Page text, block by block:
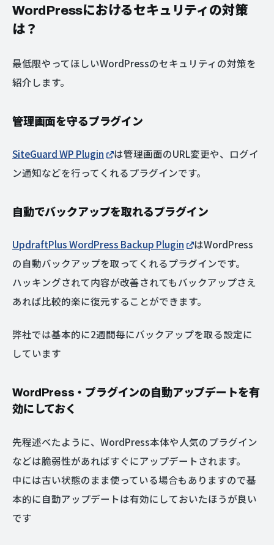
WordPressにおけるセキュリティの対策
は？
最低限やってほしいWordPressのセキュリティの対策を
紹介します。
管理画面を守るプラグイン
SiteGuard WP Plugin
は管理画面のURL変更や、ログイ
ン通知などを行ってくれるプラグインです。
自動でバックアップを取れるプラグイン
UpdraftPlus WordPress Backup Plugin
はWordPress
の自動バックアップを取ってくれるプラグインです。
ハッキングされて内容が改善されてもバックアップさえ
あれば比較的楽に復元することができます。
弊社では基本的に2週間毎にバックアップを取る設定に
しています
WordPress・プラグインの自動アップデートを有
効にしておく
先程述べたように、WordPress本体や人気のプラグイン
などは脆弱性があればすぐにアップデートされます。
中には古い状態のまま使っている場合もありますので基
本的に自動アップデートは有効にしておいたほうが良い
です